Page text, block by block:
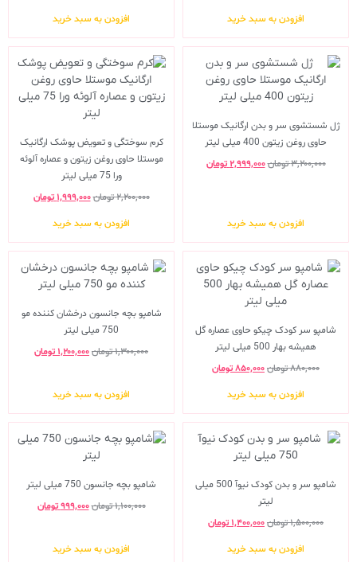
افزودن به سبد خرید افزودن به سبد خرید
ژل شستشوی سر و بدن ارگانیک موستلا
حاوی روغن زیتون 400 میلی لیتر
۳,۲۰۰,۰۰۰تومان۲,۹۹۹,۰۰۰ تومان
افزودن به سبد خرید
کرم سوختگی و تعویض پوشک ارگانیک
موستلا حاوی روغن زیتون و عصاره آلوئه
ورا 75 میلی لیتر
۲,۲۰۰,۰۰۰تومان۱,۹۹۹,۰۰۰ تومان
افزودن به سبد خرید
شامپو سر کودک چیکو حاوی عصاره گل
همیشه بهار 500 میلی لیتر
۸۸۰,۰۰۰تومان۸۵۰,۰۰۰تومان
افزودن به سبد خرید
شامپو بچه جانسون درخشان کننده مو
750 میلی لیتر
۱,۳۰۰,۰۰۰تومان۱,۲۰۰,۰۰۰ تومان
افزودن به سبد خرید
شامپو سر و بدن کودک نیوآ 500 میلی
لیتر
۱,۵۰۰,۰۰۰تومان۱,۴۰۰,۰۰۰ تومان
افزودن به سبد خرید
شامپو بچه جانسون 750 میلی لیتر
۱,۱۰۰,۰۰۰تومان۹۹۹,۰۰۰ تومان
افزودن به سبد خرید